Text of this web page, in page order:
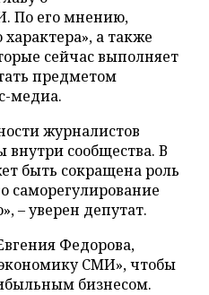
По его мнению,
а также
сейчас выполняет
предметом
медиа.
журналистов
сообщества. В
быть сокращена роль
саморегулирование
– уверен депутат.
Федорова,
СМИ», чтобы
бизнесом.